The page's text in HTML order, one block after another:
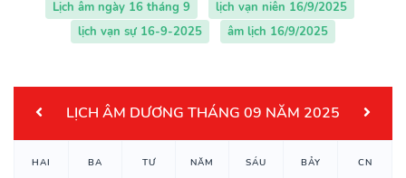
Lịch âm ngày 16 tháng 9
lịch vạn niên 16/9/2025
lịch vạn sự 16-9-2025
âm lịch 16/9/2025
LỊCH ÂM DƯƠNG THÁNG 09 NĂM 2025
HAI BA TƯ NĂM SÁU BẢY CN